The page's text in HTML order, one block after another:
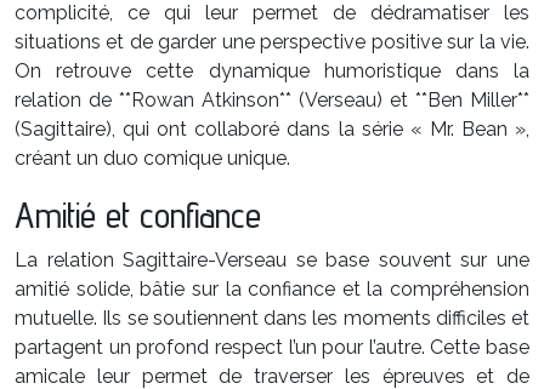
complicité, ce qui leur permet de dédramatiser les
situations et de garder une perspective positive sur la vie.
On retrouve cette dynamique humoristique dans la
relation de **Rowan Atkinson** (Verseau) et **Ben Miller**
(Sagittaire), qui ont collaboré dans la série « Mr. Bean »,
créant un duo comique unique.
Amitié et confiance
La relation Sagittaire-Verseau se base souvent sur une
amitié solide, bâtie sur la confiance et la compréhension
mutuelle. Ils se soutiennent dans les moments difficiles et
partagent un profond respect l’un pour l’autre. Cette base
amicale leur permet de traverser les épreuves et de